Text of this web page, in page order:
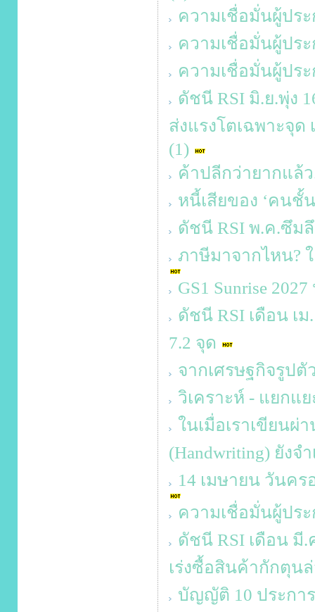
ความเชื่อมั่นผู้ปร
ความเชื่อมั่นผู้ปร
ความเชื่อมั่นผู้ปร
ดัชนี RSI มิ.ย.พุ่ง
ส่งแรงโตเฉพาะจุด
(1)
ค้าปลีกว่ายากแล้ว
หนี้เสียของ ‘คนชั้น
ดัชนี RSI พ.ค.ซึม
ภาษีมาจากไหน?
GS1 Sunrise
ดัชนี RSI เดือน เม
7.2 จุด
จากเศรษฐกิจรูปตั
วิเคราะห์ - แยกแย
ในเมื่อเราเขียน
(Handwriting) ยังจ
14 เมษายน วันคร
ความเชื่อมั่นผู้ปร
ดัชนี RSI เดือน มี
เร่งซื้อสินค้ากักตุนล่
บัญญัติ 10 ประการ